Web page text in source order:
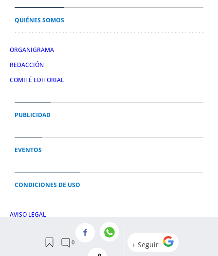
QUIÉNES SOMOS
ORGANIGRAMA
REDACCIÓN
COMITÉ EDITORIAL
PUBLICIDAD
EVENTOS
CONDICIONES DE USO
AVISO LEGAL
POLÍTICA DE COOKIES